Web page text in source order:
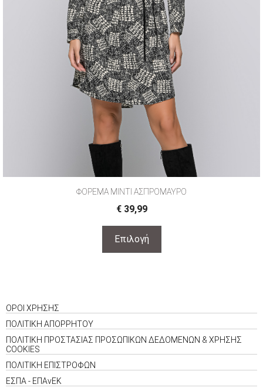
ΦΟΡΕΜΑ ΜΙΝΤΙ ΑΣΠΡΟΜΑΥΡΟ
€39,99
Επιλογή
ΟΡΟΙ ΧΡΗΣΗΣ
ΠΟΛΙΤΙΚΗ ΑΠΟΡΡΗΤΟΥ
ΠΟΛΙΤΙΚΗ ΠΡΟΣΤΑΣΙΑΣ ΠΡΟΣΩΠΙΚΩΝ ΔΕΔΟΜΕΝΩΝ & ΧΡΗΣΗΣ
COOKIES
ΠΟΛΙΤΙΚΗ ΕΠΙΣΤΡΟΦΩΝ
ΕΣΠΑ - ΕΠΑνΕΚ